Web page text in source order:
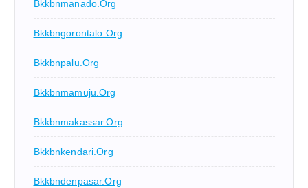
Bkkbnmanado.org
Bkkbngorontalo.org
Bkkbnpalu.org
Bkkbnmamuju.org
Bkkbnmakassar.org
Bkkbnkendari.org
Bkkbndenpasar.org